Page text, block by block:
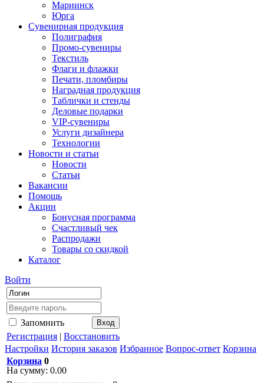
Мариинск
Юрга
Сувенирная продукция
Полиграфия
Промо-сувениры
Текстиль
Флаги и флажки
Печати, пломбиры
Наградная продукция
Таблички и стенды
Деловые подарки
VIP-сувениры
Услуги дизайнера
Технологии
Новости и статьи
Новости
Статьи
Вакансии
Помощь
Акции
Бонусная программа
Счастливый чек
Распродажи
Товары со скидкой
Каталог
Войти
Запомнить
Регистрация | Восстановить
Настройки История заказов Избранное Вопрос-ответ Корзина
Корзина 0
На сумму: 0.00